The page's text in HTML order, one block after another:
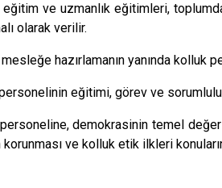
ve uzmanlık eğitimleri,
olarak verilir.
hazırlamanın yanında
eğitimi, görev ve
demokrasinin temel
ve kolluk etik ilkleri